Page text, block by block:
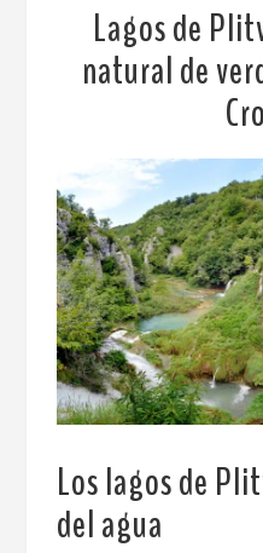
Lagos de
natural de
Los lagos de
del agua